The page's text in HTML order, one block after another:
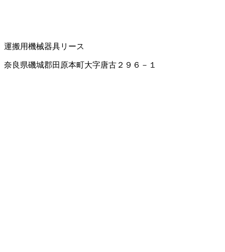
運搬用機械器具リース
奈良県磯城郡田原本町大字唐古２９６－１